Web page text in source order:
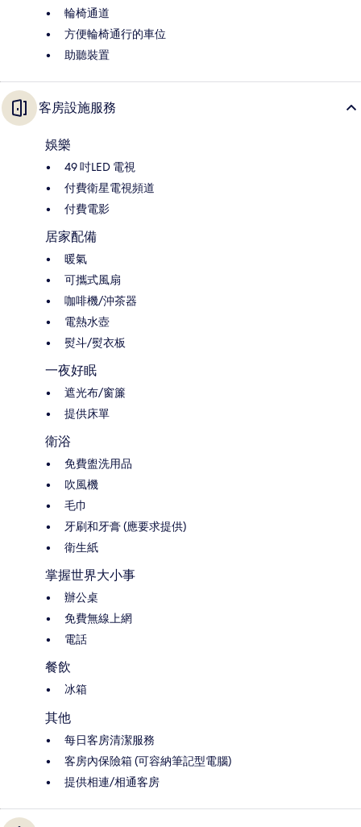
輪椅通道
方便輪椅通行的車位
助聽裝置
客房設施服務
娛樂
49 吋LED 電視
付費衛星電視頻道
付費電影
居家配備
暖氣
可攜式風扇
咖啡機/沖茶器
電熱水壺
熨斗/熨衣板
一夜好眠
遮光布/窗簾
提供床單
衛浴
免費盥洗用品
吹風機
毛巾
牙刷和牙膏 (應要求提供)
衛生紙
掌握世界大小事
辦公桌
免費無線上網
電話
餐飲
冰箱
其他
每日客房清潔服務
客房內保險箱 (可容納筆記型電腦)
提供相連/相通客房